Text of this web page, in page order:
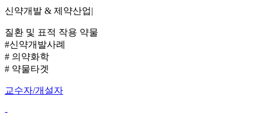
신약개발 & 제약산업|
질환 및 표적 작용 약물
#신약개발사례
# 의약화학
# 약물타겟
교수자/개설자
-